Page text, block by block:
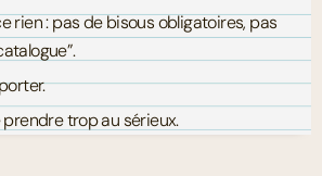
rien : pas de bisous obligatoires, pas
trop au sérieux.